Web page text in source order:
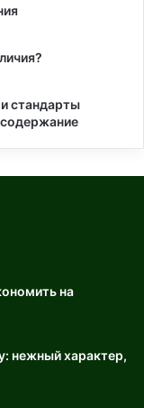
стандарты
на
нежный характер,